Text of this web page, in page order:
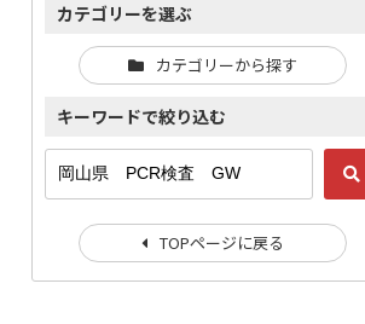
カテゴリーを選ぶ
カテゴリーから探す
キーワードで絞り込む
TOPページに戻る